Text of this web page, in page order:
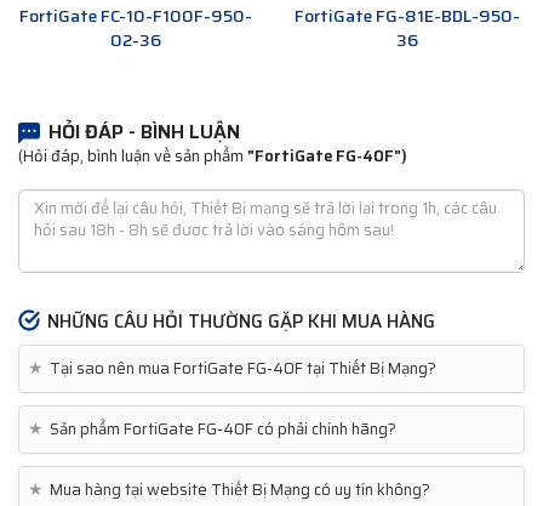
FortiGate FC-10-F100F-950-
02-36
FortiGate FG-81E-BDL-950-
36
HỎI ĐÁP - BÌNH LUẬN
(Hỏi đáp, bình luận về sản phẩm "FortiGate FG-40F")
NHỮNG CÂU HỎI THƯỜNG GẶP KHI MUA HÀNG
★ Tại sao nên mua FortiGate FG-40F tại Thiết Bị Mạng?
★ Sản phẩm FortiGate FG-40F có phải chính hãng?
★ Mua hàng tại website Thiết Bị Mạng có uy tín không?